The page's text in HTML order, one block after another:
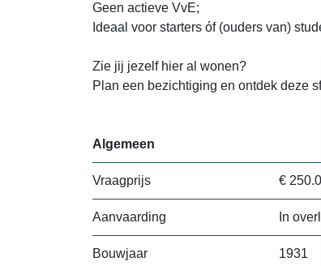
Geen actieve VvE;
Ideaal voor starters óf (ouders van)
Zie jij jezelf hier al wonen?
Plan een bezichtiging en ontdek deze
Algemeen
Vraagprijs €
Aanvaarding In
Bouwjaar 1931